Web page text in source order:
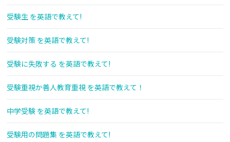
受験生 を英語で教えて!
受験対策 を英語で教えて!
受験に失敗する を英語で教えて!
受験重視か善人教育重視 を英語で教えて！
中学受験 を英語で教えて!
受験用の問題集 を英語で教えて!